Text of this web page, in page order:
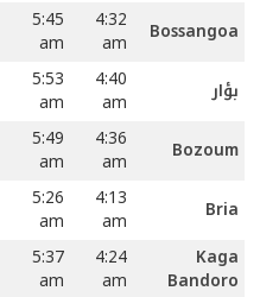
Bossangoa
4:32
am
5:45
am
بؤار
4:40
am
5:53
am
Bozoum
4:36
am
5:49
am
Bria
4:13
am
5:26
am
Kaga
Bandoro
4:24
am
5:37
am